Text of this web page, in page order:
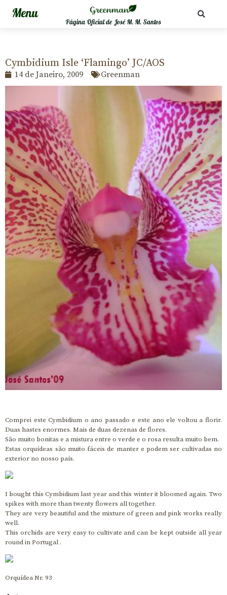
Página Oficial de José M. M. Santos
Cymbidium Isle ‘Flamingo’ JC/AOS
14 de Janeiro, 2009 Greenman
Comprei este Cymbidium o ano passado e este ano ele voltou a florir.
Duas hastes enormes. Mais de duas dezenas de flores.
São muito bonitas e a mistura entre o verde e o rosa resulta muito bem.
Estas orquídeas são muito fáceis de manter e podem ser cultivadas no
exterior no nosso país.
I bought this Cymbidium last year and this winter it bloomed again. Two
spikes with more than twenty flowers all together.
They are very beautiful and the mixture of green and pink works really
well.
This orchids are very easy to cultivate and can be kept outside all year
round in Portugal .
Orquídea Nr. 93